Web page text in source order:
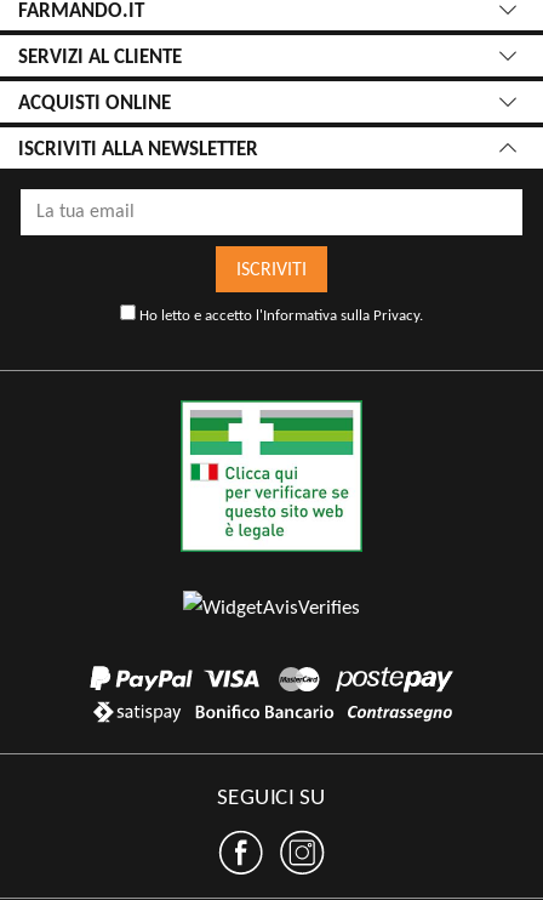
FARMANDO.IT
SERVIZI AL CLIENTE
ACQUISTI ONLINE
ISCRIVITI ALLA NEWSLETTER
ISCRIVITI
Ho letto e accetto l'Informativa sulla Privacy.
SEGUICI SU